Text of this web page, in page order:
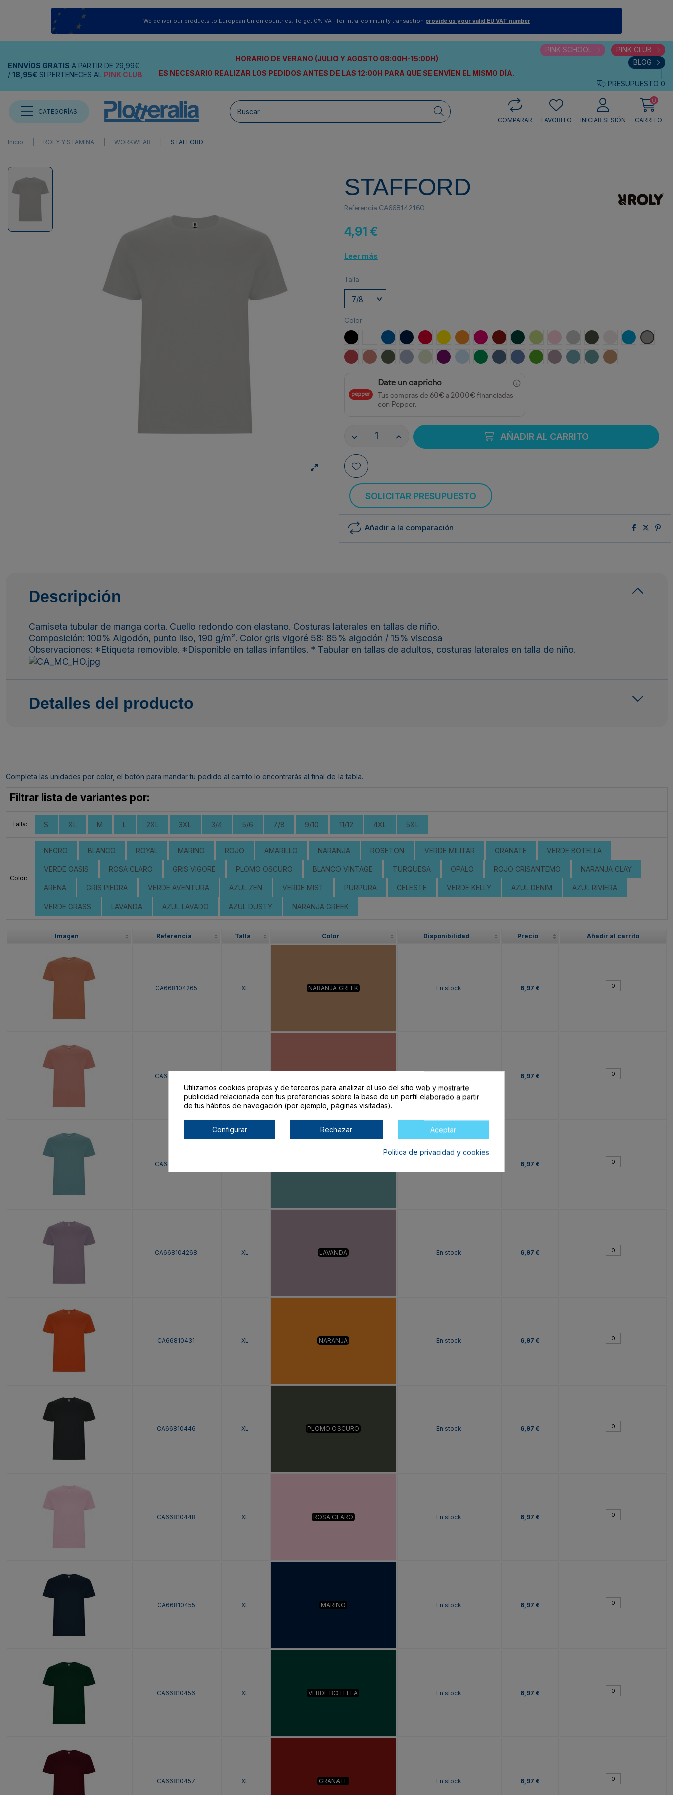
We deliver our products to European Union countries. To get 0% VAT for intra-community transaction provide us your valid EU VAT number
ENNVÍOS GRATIS A PARTIR DE 29,99€
/ 18,95€ SI PERTENECES AL PINK CLUB
HORARIO DE VERANO (JULIO Y AGOSTO 08:00H-15:00H)
ES NECESARIO REALIZAR LOS PEDIDOS ANTES DE LAS 12:00H PARA QUE SE ENVÍEN EL MISMO DÍA.
PINK SCHOOL
PINK CLUB
BLOG
PRESUPUESTO 0
CATEGORÍAS
COMPARAR
FAVORITO INICIAR SESIÓN
0
CARRITO
Inicio ROLY Y STAMINA WORKWEAR STAFFORD
STAFFORD
Referencia CA668142160
4,91 €
Leer más
Talla
Color
NEGRO BLANCOROYAL MARINOROJO AMARILLONARANJAROSETONGRANATEVERDE BOTELLA
VERDE OASIS
ROSA CLARO
GRIS VIGOREPLOMO OSCURO
BLANCO VINTAGE
TURQUESA
OPALO
ROJO CRISANTEMO
NARANJA CLAY
VERDE AVENTURA
AZUL ZENVERDE MISTPURPURACELESTEVERDE KELLY
AZUL DENIMAZUL RIVIERA
VERDE GRASS
LAVANDAAZUL LAVADO
AZUL DUSTYNARANJA GREEK
Date un capricho
Tus compras de 60€ a 2000€ financiadas
con Pepper.
AÑADIR AL CARRITO
SOLICITAR PRESUPUESTO
Añadir a la comparación
Descripción
Camiseta tubular de manga corta. Cuello redondo con elastano. Costuras laterales en tallas de niño.
Composición: 100% Algodón, punto liso, 190 g/m². Color gris vigoré 58: 85% algodón / 15% viscosa
Observaciones: *Etiqueta removible. *Disponible en tallas infantiles. * Tabular en tallas de adultos, costuras laterales en talla de niño.
Detalles del producto
Completa las unidades por color, el botón para mandar tu pedido al carrito lo encontrarás al final de la tabla.
Filtrar lista de variantes por:
Talla: S XL M L 2XL 3XL 3/4 5/6 7/8 9/10 11/12 4XL 5XL
Color:
NEGRO BLANCO ROYAL MARINO ROJO AMARILLO NARANJA ROSETON VERDE MILITAR GRANATE VERDE BOTELLA
VERDE OASIS ROSA CLARO GRIS VIGORE PLOMO OSCURO BLANCO VINTAGE TURQUESA OPALO ROJO CRISANTEMO NARANJA CLAY
ARENA GRIS PIEDRA VERDE AVENTURA AZUL ZEN VERDE MIST PURPURA CELESTE VERDE KELLY AZUL DENIM AZUL RIVIERA
VERDE GRASS LAVANDA AZUL LAVADO AZUL DUSTY NARANJA GREEK
Imagen Referencia Talla Color Disponibilidad Precio Añadir al carrito
CA668104265 XL NARANJA GREEK En stock 6,97 €
CA668104266 6,97 €
CA668104267 6,97 €
CA668104268 XL LAVANDA En stock 6,97 €
CA66810431 XL NARANJA En stock 6,97 €
CA66810446 XL PLOMO OSCURO En stock 6,97 €
CA66810448 XL ROSA CLARO En stock 6,97 €
CA66810455 XL MARINO En stock 6,97 €
CA66810456 XL VERDE BOTELLA En stock 6,97 €
CA66810457 XL GRANATE En stock 6,97 €
Utilizamos cookies propias y de terceros para analizar el uso del sitio web y mostrarte
publicidad relacionada con tus preferencias sobre la base de un perfil elaborado a partir
de tus hábitos de navegación (por ejemplo, páginas visitadas).
Configurar Rechazar Aceptar
Política de privacidad y cookies